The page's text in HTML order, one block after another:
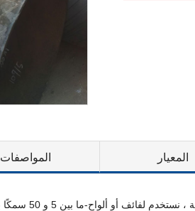
المواصفات المعيار